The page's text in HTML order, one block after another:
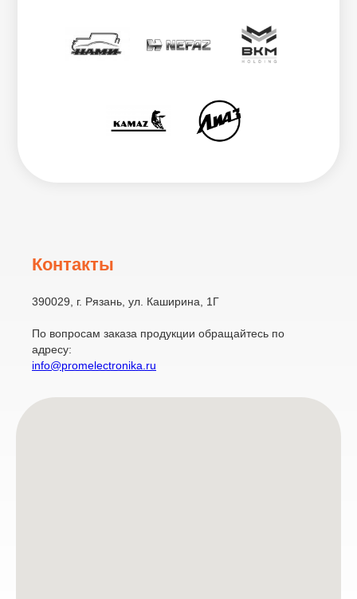
Контакты
390029, г. Рязань, ул. Каширина, 1Г
По вопросам заказа продукции обращайтесь по
адресу:
info@promelectronika.ru